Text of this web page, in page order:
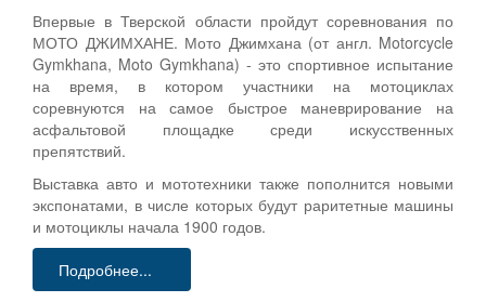
Впервые в Тверской области пройдут соревнования по
МОТО ДЖИМХАНЕ. Мото Джимхана (от англ. Motorcycle
Gymkhana, Moto Gymkhana) - это спортивное испытание
на время, в котором участники на мотоциклах
соревнуются на самое быстрое маневрирование на
асфальтовой площадке среди искусственных
препятствий.
Выставка авто и мототехники также пополнится новыми
экспонатами, в числе которых будут раритетные машины
и мотоциклы начала 1900 годов.
Подробнее...